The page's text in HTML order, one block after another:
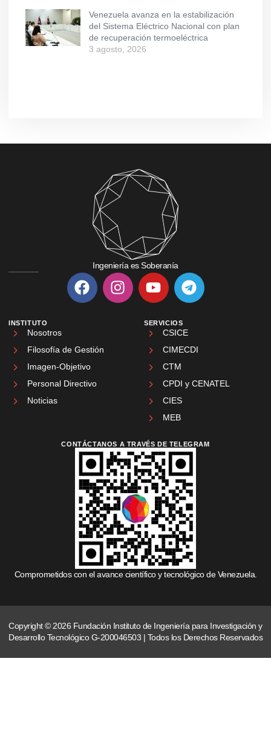
Venezuela avanza en la estabilización
del Sistema Eléctrico Nacional con plan
de recuperación termoeléctrica
3 agosto, 2026
Ingeniería es Soberanía
INSTITUTO
Nosotros
Filosofía de Gestión
Imagen-Objetivo
Personal Directivo
Noticias
SERVICIOS
CSICE
CIMECDI
CTM
CPDI y CENATEL
CIES
MEB
CONTÁCTANOS A TRAVÉS DE TELEGRAM
Comprometidos con el avance científico y tecnológico de Venezuela.
Copyright © 2026 Fundación Instituto de Ingeniería para Investigación y
Desarrollo Tecnológico G-200046503 | Todos los Derechos Reservados